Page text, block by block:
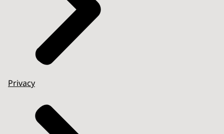
Privacy